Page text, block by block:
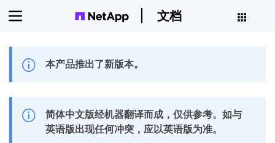
文档
本产品推出了新版本。
简体中文版经机器翻译而成，仅供参考。如与
英语版出现任何冲突，应以英语版为准。